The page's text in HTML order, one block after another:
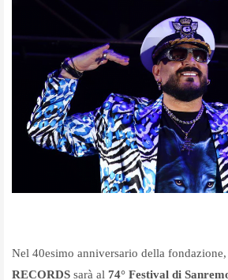
Nel 40esimo anniversario della fondazione,
RECORDS sarà al 74° Festival di